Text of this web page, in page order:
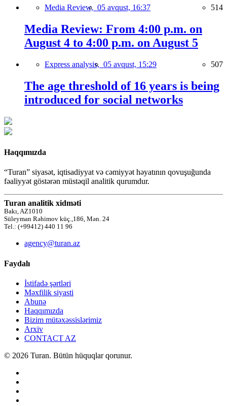
Media Review, 05 avqust, 16:37 514
Media Review: From 4:00 p.m. on
August 4 to 4:00 p.m. on August 5
Express analysis, 05 avqust, 15:29 507
The age threshold of 16 years is being
introduced for social networks
Haqqımızda
“Turan” siyasət, iqtisadiyyat və cəmiyyət həyatının qovuşuğunda
fəaliyyət göstərən müstəqil analitik qurumdur.
Turan analitik xidməti
Bakı, AZ1010
Süleyman Rəhimov küç.,186, Mən. 24
Tel.: (+99412) 440 11 96
agency@turan.az
Faydalı
İstifadə şərtləri
Məxfilik siyasti
Abunə
Haqqımızda
Bizim mütəxəssislərimiz
Arxiv
CONTACT AZ
© 2026 Turan. Bütün hüquqlar qorunur.